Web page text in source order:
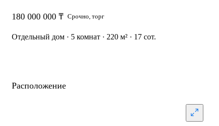
180 000 000 ₸ Срочно, торг
Отдельный дом · 5 комнат · 220 м² · 17 сот.
Расположение